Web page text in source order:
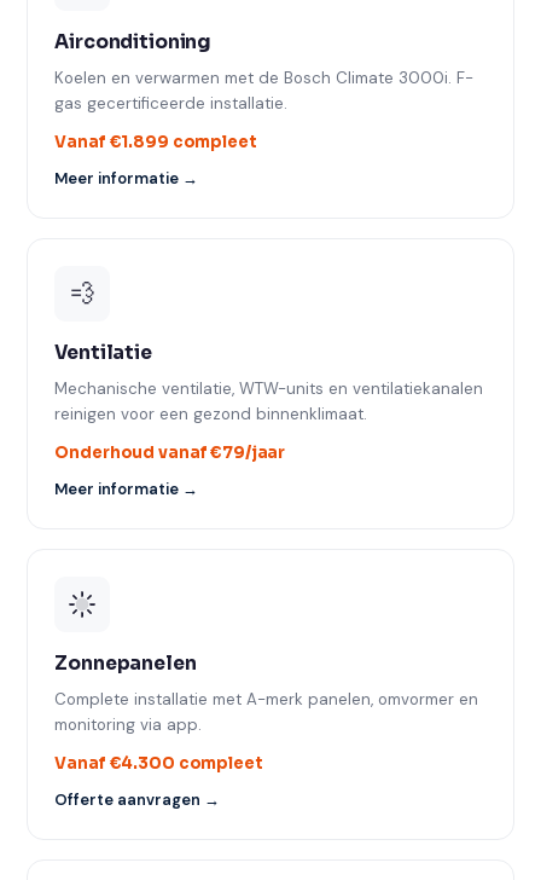
Airconditioning
Koelen en verwarmen met de Bosch Climate 3000i. F-
gas gecertificeerde installatie.
Vanaf €1.899 compleet
Meer informatie →
💨
Ventilatie
Mechanische ventilatie, WTW-units en ventilatiekanalen
reinigen voor een gezond binnenklimaat.
Onderhoud vanaf €79/jaar
Meer informatie →
Zonnepanelen
Complete installatie met A-merk panelen, omvormer en
monitoring via app.
Vanaf €4.300 compleet
Offerte aanvragen →